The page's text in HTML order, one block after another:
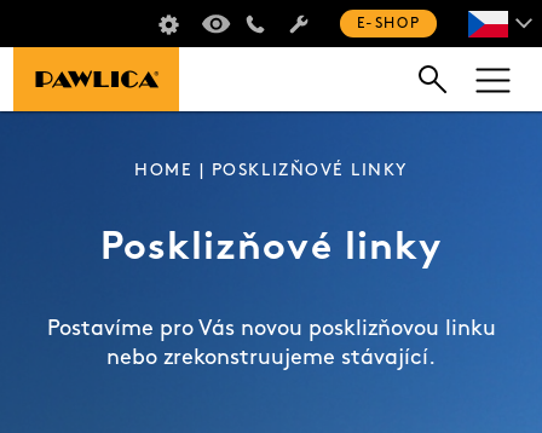
E-SHOP
HOME | POSKLIZŇOVÉ LINKY
Posklizňové linky
Postavíme pro Vás novou posklizňovou linku
nebo zrekonstruujeme stávající.